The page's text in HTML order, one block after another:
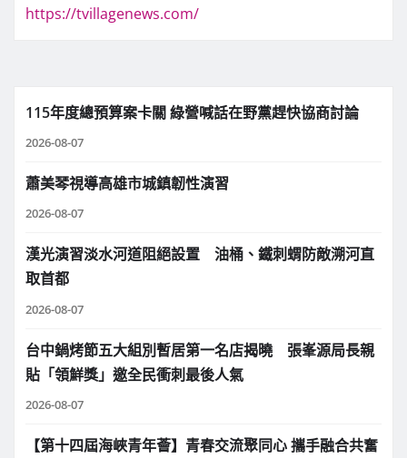
https://tvillagenews.com/
115年度總預算案卡關 綠營喊話在野黨趕快協商討論
2026-08-07
蕭美琴視導高雄市城鎮韌性演習
2026-08-07
漢光演習淡水河道阻絕設置 油桶、鐵刺蝟防敵溯河直
取首都
2026-08-07
台中鍋烤節五大組別暫居第一名店揭曉 張峯源局長親
貼「領鮮獎」邀全民衝刺最後人氣
2026-08-07
【第十四屆海峽青年薈】青春交流聚同心 攜手融合共奮